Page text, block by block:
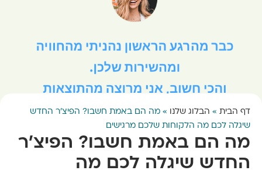
דף הבית » הבלוג שלנו » מה הם באמת חשבו? הפיצ'ר החדש
שיגלה לכם מה הלקוחות שלכם מרגישים
מה הם באמת חשבו? הפיצ'ר
החדש שיגלה לכם מה